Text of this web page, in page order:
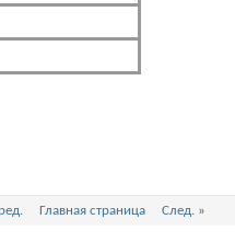
Главная страница След. »